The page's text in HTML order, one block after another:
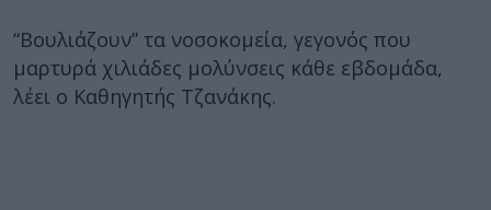
“Βουλιάζουν” τα νοσοκομεία, γεγονός που
μαρτυρά χιλιάδες μολύνσεις κάθε εβδομάδα,
λέει ο Καθηγητής Τζανάκης.